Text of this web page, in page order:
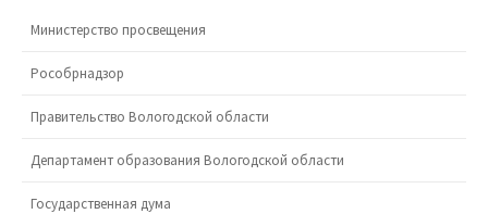
Министерство просвещения
Рособрнадзор
Правительство Вологодской области
Департамент образования Вологодской области
Государственная дума